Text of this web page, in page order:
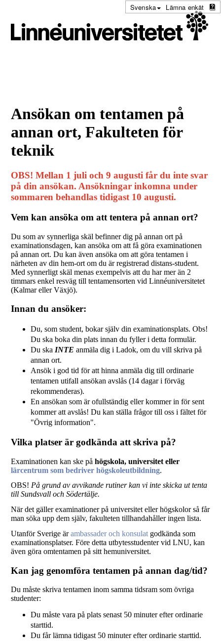
Svenska Lämna enkät
Ansökan om tentamen på
annan ort, Fakulteten för
teknik
OBS! Mellan 1 juli och 9 augusti får du inte svar
på din ansökan. Ansökningar inkomna under
sommaren behandlas tidigast 10 augusti.
Vem kan ansöka om att tentera på annan ort?
Du som av synnerliga skäl befinner dig på annan ort på
examinationsdagen, kan ansöka om att få göra examinationen
på annan ort. Du kan även ansöka om att göra tentamen i
närheten av din hem-ort om du är registrerad distans-student.
Med synnerligt skäl menas exempelvis att du har mer än 2
timmars enkel resväg till tentamensorten vid Linnéuniversitetet
(Kalmar eller Växjö).
Innan du ansöker:
Du, som student, bokar själv din examinationsplats. Obs!
Du ska boka din plats innan du fyller i detta formulär.
Du ska INTEanmäla dig i Ladok, om du vill skriva på
annan ort.
Ansök i god tid för att hinna anmäla dig till ordinarie
tentamen utifall ansökan avslås (14 dagar i förväg
rekommenderas).
En ansökan som är ofullständig eller kommer in för sent
kommer att avslås! Du kan ställa frågor till oss i fältet för
"Övrig information".
Vilka platser är godkända att skriva på?
Examinationen kan ske påhögskola, universitet eller
lärcentrum som bedriver högskoleutbildning.
OBS! På grund av avvikande rutiner kan vi inte skicka ut tenta
till Sundsvall och Södertälje.
När det gäller examinationer på universitet eller högskolor så får
man söka upp dem själv, fakulteten tillhandahåller ingen lista.
Utanför Sverige ärambassader och konsulat godkända som
examinationsplatser. Före detta utbytesstudenter vid LNU, kan
även göra omtentamen på sitt hemuniversitet.
Kan jag genomföra tentamen på annan dag/tid?
Du måste skriva tentamen inom samma tidsram som övriga
studenter:
Du måste vara på plats senast 50 minuter efter ordinarie
starttid.
Du får lämna tidigast 50 minuter efter ordinarie starttid.